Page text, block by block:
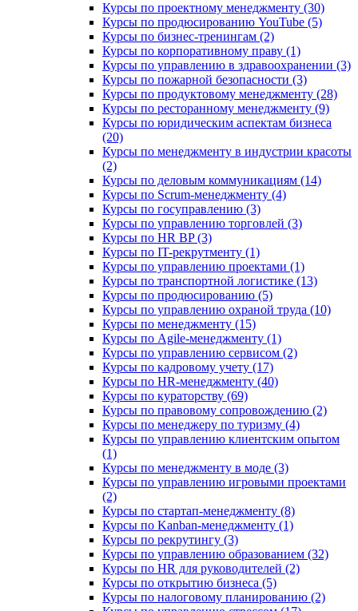
Курсы по проектному менеджменту (30)
Курсы по продюсированию YouTube (5)
Курсы по бизнес-тренингам (2)
Курсы по корпоративному праву (1)
Курсы по управлению в здравоохранении (3)
Курсы по пожарной безопасности (3)
Курсы по продуктовому менеджменту (28)
Курсы по ресторанному менеджменту (9)
Курсы по юридическим аспектам бизнеса
(20)
Курсы по менеджменту в индустрии красоты
(2)
Курсы по деловым коммуникациям (14)
Курсы по Scrum-менеджменту (4)
Курсы по госуправлению (3)
Курсы по управлению торговлей (3)
Курсы по HR BP (3)
Курсы по IT-рекрутменту (1)
Курсы по управлению проектами (1)
Курсы по транспортной логистике (13)
Курсы по продюсированию (5)
Курсы по управлению охраной труда (10)
Курсы по менеджменту (15)
Курсы по Agile-менеджменту (1)
Курсы по управлению сервисом (2)
Курсы по кадровому учету (17)
Курсы по HR-менеджменту (40)
Курсы по кураторству (69)
Курсы по правовому сопровождению (2)
Курсы по менеджеру по туризму (4)
Курсы по управлению клиентским опытом
(1)
Курсы по менеджменту в моде (3)
Курсы по управлению игровыми проектами
(2)
Курсы по стартап-менеджменту (8)
Курсы по Kanban-менеджменту (1)
Курсы по рекрутингу (3)
Курсы по управлению образованием (32)
Курсы по HR для руководителей (2)
Курсы по открытию бизнеса (5)
Курсы по налоговому планированию (2)